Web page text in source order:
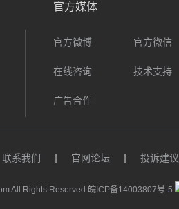
官方媒体
官方微博 官方微信
在线咨询 技术支持
广告合作
联系我们 | 官网论坛 | 投诉建议
All Rights Reserved 皖ICP备14003807号-5